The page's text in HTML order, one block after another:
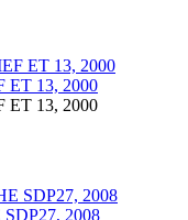
ET 13, 2000
ET 13, 2000
2008